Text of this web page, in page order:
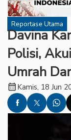
Reportase Utama
Davina
Polisi,
Umrah
calendar_month Kamis, 18 Jun